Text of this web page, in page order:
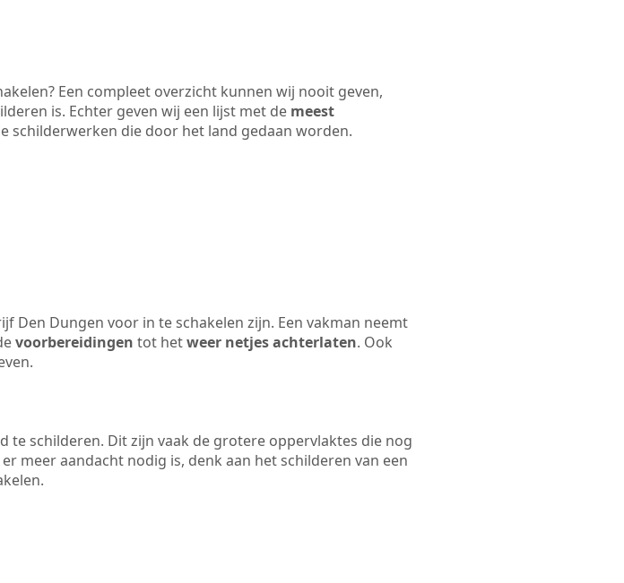
Een compleet overzicht kunnen wij nooit geven,
is. Echter geven wij een lijst met de meest
schilderwerken die door het land gedaan worden.
Den Dungen voor in te schakelen zijn. Een vakman neemt
voorbereidingen tot hetweer netjes achterlaten. Ook
te schilderen. Dit zijn vaak de grotere oppervlaktes die nog
meer aandacht nodig is, denk aan het schilderen van een